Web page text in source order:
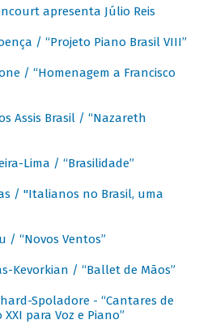
apresenta Júlio Reis
/ “Projeto Piano Brasil VIII”
/ “Homenagem a Francisco
Assis Brasil / “Nazareth
Lima / “Brasilidade”
/ "Italianos no Brasil, uma
/ “Novos Ventos”
Kevorkian / “Ballet de Mãos”
Spoladore - “Cantares de
para Voz e Piano”